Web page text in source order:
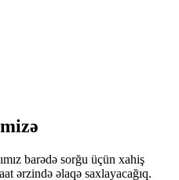
barədə sorğu üçün xahiş
ərzində əlaqə saxlayacağıq.